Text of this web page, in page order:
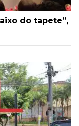
do tapete”,